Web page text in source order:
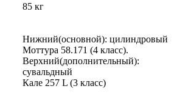
85 кг
Нижний(основной): цилиндровый
Моттура 58.171 (4 класс).
Верхний(дополнительный):
сувальдный
Кале 257 L (3 класс)